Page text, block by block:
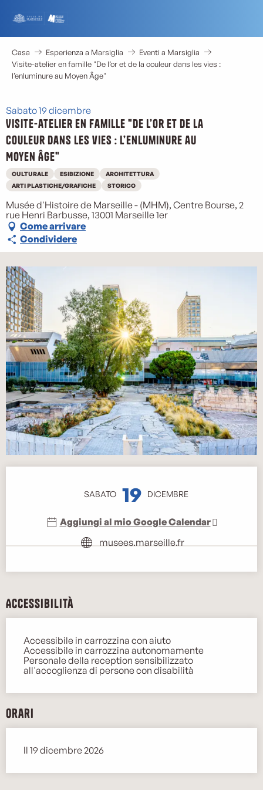
contenu
principal
Casa Esperienza a Marsiglia
Eventi a Marsiglia
Visite-atelier en famille "De l’or et de la couleur dans les vies :
l’enluminure au Moyen Âge"
Sabato 19 dicembre
Visite-atelier en famille "De l’or et de la
couleur dans les vies : l’enluminure au
Moyen Âge"
CULTURALE ESIBIZIONE
ARCHITETTURA
ARTI PLASTICHE/GRAFICHE
STORICO
Musée d'Histoire de Marseille - (MHM), Centre Bourse, 2
rue Henri Barbusse, 13001 Marseille 1er
Come arrivare
Condividere
SABATO 19 DICEMBRE
Aggiungi al mio Google Calendar
musees.marseille.fr
Accessibilità
Accessibile in carrozzina con aiuto
Accessibile in carrozzina autonomamente
Personale della reception sensibilizzato
all'accoglienza di persone con disabilità
Orari
Il 19 dicembre 2026